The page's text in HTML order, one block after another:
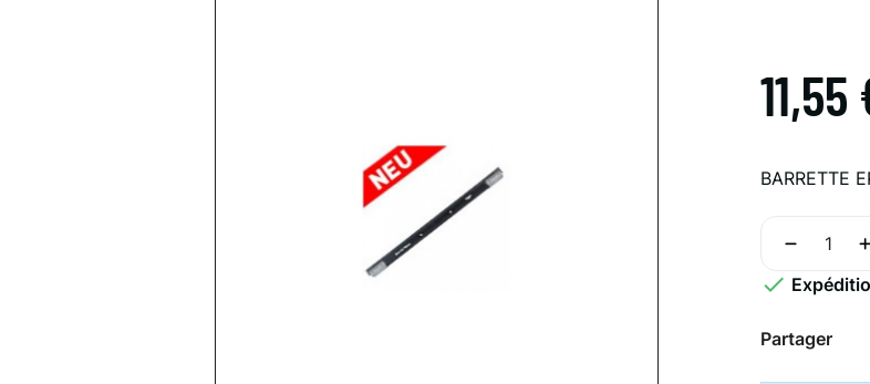
11,55
BARRETTE

Partager